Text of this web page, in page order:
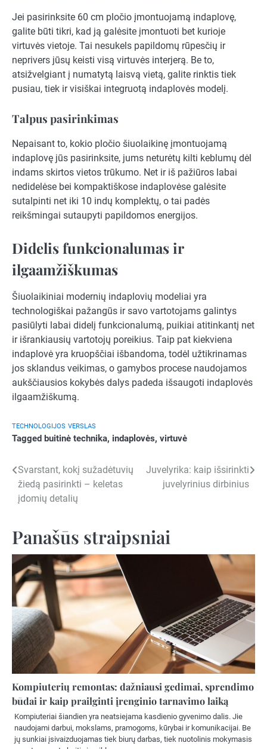
Jei pasirinksite 60 cm pločio įmontuojamą indaplovę,
galite būti tikri, kad ją galėsite įmontuoti bet kurioje
virtuvės vietoje. Tai nesukels papildomų rūpesčių ir
neprivers jūsų keisti visą virtuvės interjerą. Be to,
atsižvelgiant į numatytą laisvą vietą, galite rinktis tiek
pusiau, tiek ir visiškai integruotą indaplovės modelį.
Talpus pasirinkimas
Nepaisant to, kokio pločio šiuolaikinę įmontuojamą
indaplovę jūs pasirinksite, jums neturėtų kilti keblumų dėl
indams skirtos vietos trūkumo. Net ir iš pažiūros labai
nedidelėse bei kompaktiškose indaplovėse galėsite
sutalpinti net iki 10 indų komplektų, o tai padės
reikšmingai sutaupyti papildomos energijos.
Didelis funkcionalumas ir
ilgaamžiškumas
Šiuolaikiniai modernių indaplovių modeliai yra
technologiškai pažangūs ir savo vartotojams galintys
pasiūlyti labai didelį funkcionalumą, puikiai atitinkantį net
ir išrankiausių vartotojų poreikius. Taip pat kiekviena
indaplovė yra kruopščiai išbandoma, todėl užtikrinamas
jos sklandus veikimas, o gamybos procese naudojamos
aukščiausios kokybės dalys padeda išsaugoti indaplovės
ilgaamžiškumą.
TECHNOLOGIJOS VERSLAS
Tagged buitinė technika, indaplovės, virtuvė
Navigacija
tarp
Svarstant, kokį sužadėtuvių
žiedą pasirinkti – keletas
įdomių detalių
Juvelyrika: kaip išsirinkti
juvelyrinius dirbinius
Panašūs straipsniai
Kompiuterių remontas: dažniausi gedimai, sprendimo
būdai ir kaip prailginti įrenginio tarnavimo laiką
Kompiuteriai šiandien yra neatsiejama kasdienio gyvenimo dalis. Jie
naudojami darbui, mokslams, pramogoms, kūrybai ir komunikacijai. Be
jų sunkiai įsivaizduojamas tiek biurų darbas, tiek nuotolinis mokymasis